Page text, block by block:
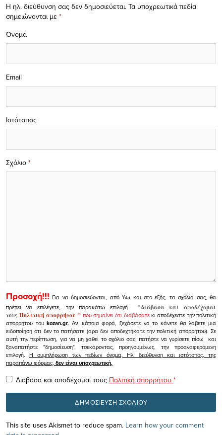
Η ηλ. διεύθυνση σας δεν δημοσιεύεται. Τα υποχρεωτικά πεδία
σημειώνονται με *
Σχόλιο *
Όνομα
Email
Ιστότοπος
Προσοχή!!! Για να δημοσιεύονται, από 'δω και στο εξής, τα σχόλιά σας, θα
πρέπει να επιλέγετε, την παρακάτω επιλογή
"Διάβασα και αποδέχομαι
τουςΠολιτική απορρήτου" που σημαίνει ότι διαβάσατεκι αποδέχεστε την πολιτική
απορρήτου τουkozan.gr. Αν, κάποια φορά, ξεχάσετε να το κάνετε θα λάβετε μια
ειδοποίηση ότι δεν το πατήσατε (αρα δεν αποδεχτήκατε την πολιτική απορρήτου). Σε
αυτή την περίπτωση, για να μη χαθεί το σχόλιο σας, πατήστε να γυρίσετε πίσω και
ξαναπατήστε "δημοσίευση", τσεκάροντας, προηγουμένως, την προαναφερόμενη
επιλογή.Η συμπλήρωση των πεδίων όνομα, Ηλ. διεύθυνση και ιστότοπος, της
παραπάνω φόρμας, δεν είναι υποχρεωτική.
Διάβασα και αποδέχομαι τους Πολιτική απορρήτου *
This site uses Akismet to reduce spam. Learn how your comment